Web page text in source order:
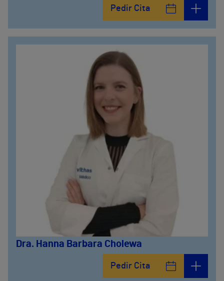
Pedir Cita
Dra. Hanna Barbara Cholewa
Pedir Cita